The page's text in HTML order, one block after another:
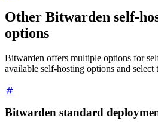
Other Bitwarden self-
options
Bitwarden offers multiple options for
available self-hosting options and select
Bitwarden standard